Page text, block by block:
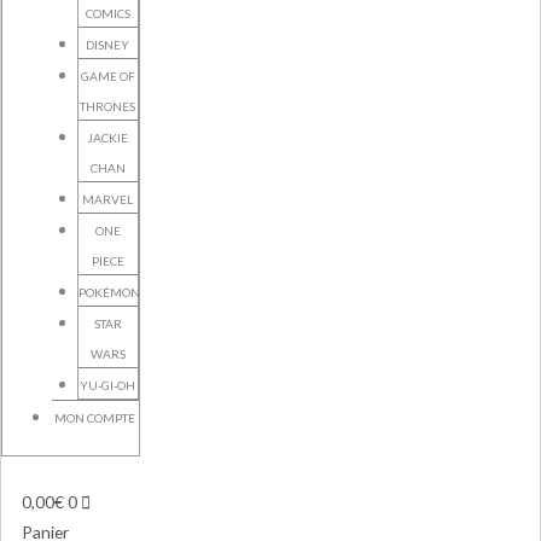
COMICS
DISNEY
GAME OF
THRONES
JACKIE
CHAN
MARVEL
ONE
PIECE
POKÉMON
STAR
WARS
YU-GI-OH
MON COMPTE
0,00€0
Panier